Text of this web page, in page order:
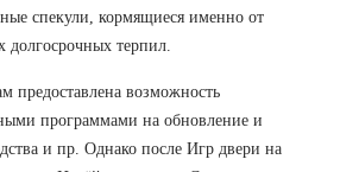
спекули, кормящиеся именно от
терпил.
предоставлена возможность
программами на обновление и
и пр. Однако после Игр двери на